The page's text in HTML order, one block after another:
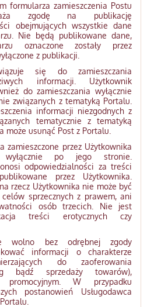
formularza zamieszczenia Postu
zgodę na publikację
obejmujących wszystkie dane
Nie będą publikowane dane,
oznaczone zostały przez
z publikacji.
się do zamieszczania
informacji. Użytkownik
do zamieszczania wyłącznie
związanych z tematyką Portalu.
informacji niezgodnych z
tematycznie z tematyką
może usunąć Post z Portalu.
zamieszczone przez Użytkownika
po jego stronie.
odpowiedzialności za treści
przez Użytkownika.
rzecz Użytkownika nie może być
sprzecznych z prawem, ani
osób trzecich. Nie jest
treści erotycznych czy
wolno bez odrębnej zgody
informacji o charakterze
do zaoferowania
bądź sprzedaży towarów),
promocyjnym. W przypadku
postanowień Usługodawca